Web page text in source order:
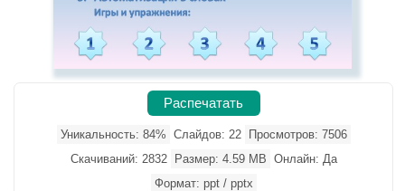
Распечатать
Уникальность: 84% Слайдов: 22
Просмотров: 7506
Скачиваний: 2832
Размер: 4.59 MB Онлайн: Да
Формат: ppt / pptx